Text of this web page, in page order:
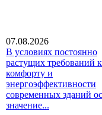
07.08.2026
В условиях постоянно
растущих требований к
комфорту и
энергоэффективности
современных зданий
значение...